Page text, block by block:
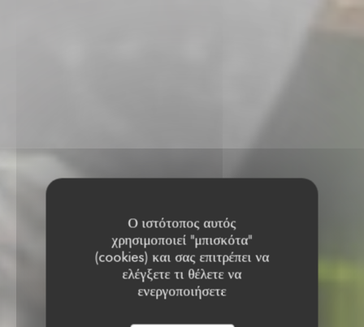
Ο ιστότοπος αυτός
χρησιμοποιεί "μπισκότα"
(cookies) και σας επιτρέπει να
ελέγξετε τι θέλετε να
ενεργοποιήσετε